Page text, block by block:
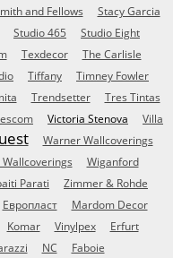
and Fellows
Stacy Garcia
Studio 465
Studio Eight
Texdecor
The Carlisle
Tiffany
Timney Fowler
Trendsetter
Tres Tintas
Victoria Stenova
Villa
Warner Wallcoverings
Wallcoverings
Wiganford
Parati Zimmer & Rohde
Европласт
Mardom Decor
Komar Vinylpex
Erfurt
NC Faboie